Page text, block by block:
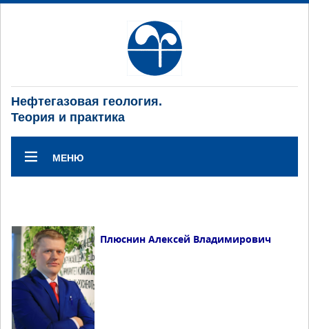
Нефтегазовая геология.
Теория и практика
МЕНЮ
Плюснин Алексей Владимирович